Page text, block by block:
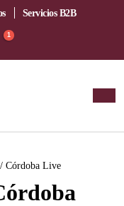
Servicios B2B
1
Córdoba Live